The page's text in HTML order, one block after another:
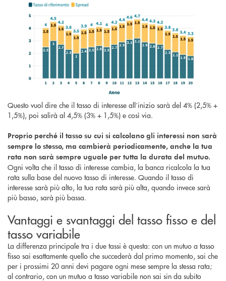
Questo vuol dire che il tasso di interesse all’inizio sarà del 4% (2,5% +
1,5%), poi salirà al 4,5% (3% + 1,5%) e così via.
Proprio perché il tasso su cui si calcolano gli interessi non sarà
sempre lo stesso, ma cambierà periodicamente, anche la tua
rata non sarà sempre uguale per tutta la durata del mutuo.
Ogni volta che il tasso di interesse cambia, la banca ricalcola la tua
rata sulla base del nuovo tasso di interesse. Quando il tasso di
interesse sarà più alto, la tua rata sarà più alta, quando invece sarà
più basso, sarà più bassa.
Vantaggi e svantaggi del tasso fisso e del
tasso variabile
La differenza principale tra i due tassi è questa: con un mutuo a tasso
fisso sai esattamente quello che succederà dal primo momento, sai che
per i prossimi 20 anni devi pagare ogni mese sempre la stessa rata;
al contrario, con un mutuo a tasso variabile non sai sin da subito